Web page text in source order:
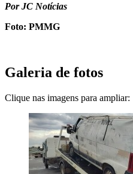
Por JC Notícias
Foto: PMMG
Galeria de fotos
Clique nas imagens para ampliar: